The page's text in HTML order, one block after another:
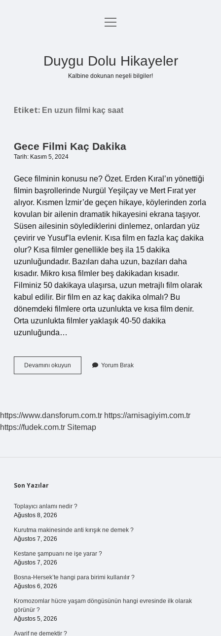
Anasayfa
menüyü
Duygu Dolu Hikayeler
Kalbine dokunan neşeli bilgiler!
Etiket: En uzun filmi kaç saat
Gece Filmi Kaç Dakika
Tarih: Kasım 5, 2024
Gece filminin konusu ne? Özet. Erden Kıral’ın yönettiği
filmin başrollerinde Nurgül Yeşilçay ve Mert Fırat yer
alıyor. Kısmen İzmir’de geçen hikaye, köylerinden zorla
kovulan bir ailenin dramatik hikayesini ekrana taşıyor.
Süsen ailesinin söylediklerini dinlemez, onlardan yüz
çevirir ve Yusuf’la evlenir. Kısa film en fazla kaç dakika
olur? Kısa filmler genellikle beş ila 15 dakika
uzunluğundadır. Bazıları daha uzun, bazıları daha
kısadır. Mikro kısa filmler beş dakikadan kısadır.
Filminiz 50 dakikaya ulaşırsa, uzun metrajlı film olarak
kabul edilir. Bir film en az kaç dakika olmalı? Bu
dönemdeki filmlere orta uzunlukta ve kısa film denir.
Orta uzunlukta filmler yaklaşık 40-50 dakika
uzunluğunda…
Devamını okuyun
Filmi
Yorum Bırak
https://www.dansforum.com.tr https://arnisagiyim.com.tr
https://fudek.com.tr Sitemap
Sidebar
Son Yazılar
Toplayıcı anlamı nedir ?
Ağustos 8, 2026
Kurutma makinesinde anti kırışık ne demek ?
Ağustos 7, 2026
Kestane şampuanı ne işe yarar ?
Ağustos 7, 2026
Bosna-Hersek’te hangi para birimi kullanılır ?
Ağustos 6, 2026
Kromozomlar hücre yaşam döngüsünün hangi evresinde ilk olarak
görünür ?
Ağustos 5, 2026
Avarif ne demektir ?